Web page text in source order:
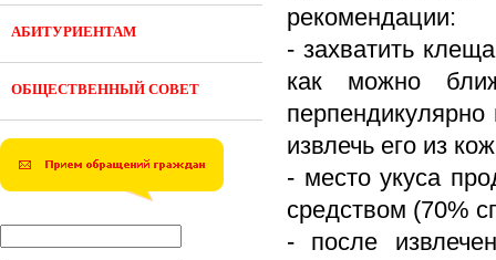
АБИТУРИЕНТАМ
ОБЩЕСТВЕННЫЙ СОВЕТ
рекомендации:
- захватить
как можно
перпендикулярно
извлечь его из
- место укуса
средством (70%
- после